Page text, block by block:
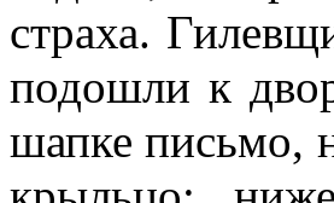
страха.
подошли к
шапке письмо,